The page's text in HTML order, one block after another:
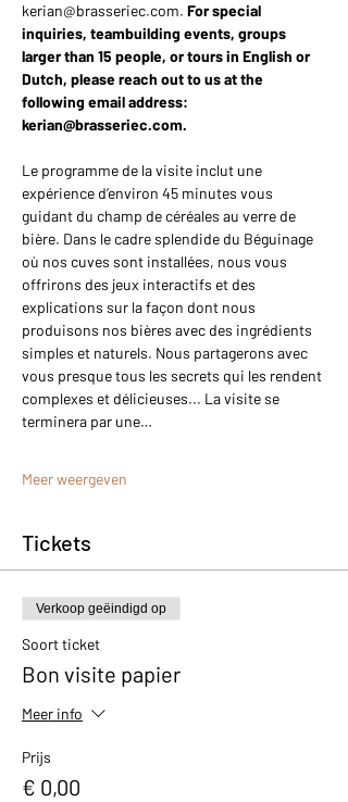
kerian@brasseriec.com. For special
inquiries, teambuilding events, groups
larger than 15 people, or tours in English or
Dutch, please reach out to us at the
following email address:
kerian@brasseriec.com.
Le programme de la visite inclut une
expérience d’environ 45 minutes vous
guidant du champ de céréales au verre de
bière. Dans le cadre splendide du Béguinage
où nos cuves sont installées, nous vous
offrirons des jeux interactifs et des
explications sur la façon dont nous
produisons nos bières avec des ingrédients
simples et naturels. Nous partagerons avec
vous presque tous les secrets qui les rendent
complexes et délicieuses... La visite se
terminera par une…
Meer weergeven
Tickets
Verkoop geëindigd op
Soort ticket
Bon visite papier
Meer info
Prijs
€ 0,00